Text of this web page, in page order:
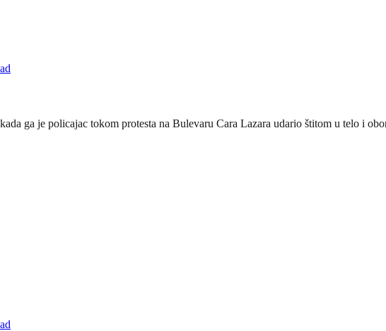
ga je policajac tokom protesta na Bulevaru Cara Lazara udario štitom u telo i